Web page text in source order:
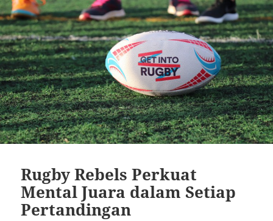
Rugby Rebels Perkuat
Mental Juara dalam Setiap
Pertandingan